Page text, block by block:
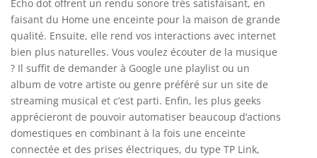
Echo dot offrent un rendu sonore très satisfaisant, en
faisant du Home une enceinte pour la maison de grande
qualité. Ensuite, elle rend vos interactions avec internet
bien plus naturelles. Vous voulez écouter de la musique
? Il suffit de demander à Google une playlist ou un
album de votre artiste ou genre préféré sur un site de
streaming musical et c’est parti. Enfin, les plus geeks
apprécieront de pouvoir automatiser beaucoup d’actions
domestiques en combinant à la fois une enceinte
connectée et des prises électriques, du type TP Link,